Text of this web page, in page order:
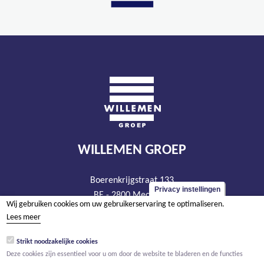
WILLEMEN GROEP
Boerenkrijgstraat 133
BE - 2800 Mechelen
tel +32 15 569 965
BTW BE 0466.256.432
Privacy instellingen
Wij gebruiken cookies om uw gebruikerservaring te optimaliseren.
Lees meer
Strikt noodzakelijke cookies
Deze cookies zijn essentieel voor u om door de website te bladeren en de functies